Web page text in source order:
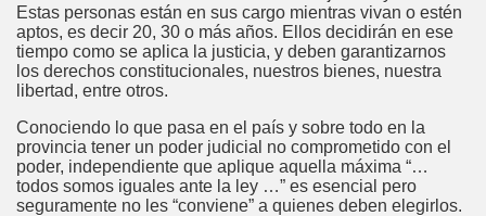
Estas personas están en sus cargo mientras vivan o estén
aptos, es decir 20, 30 o más años. Ellos decidirán en ese
tiempo como se aplica la justicia, y deben garantizarnos
los derechos constitucionales, nuestros bienes, nuestra
libertad, entre otros.
Conociendo lo que pasa en el país y sobre todo en la
provincia tener un poder judicial no comprometido con el
poder, independiente que aplique aquella máxima “…
todos somos iguales ante la ley …” es esencial pero
seguramente no les “conviene” a quienes deben elegirlos.